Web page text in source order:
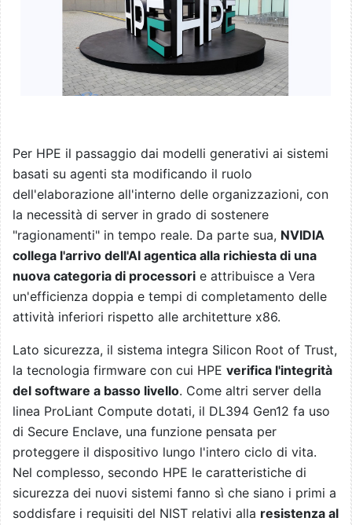
Per HPE il passaggio dai modelli generativi ai sistemi
basati su agenti sta modificando il ruolo
dell'elaborazione all'interno delle organizzazioni, con
la necessità di server in grado di sostenere
"ragionamenti" in tempo reale. Da parte sua, NVIDIA
collega l'arrivo dell'AI agentica alla richiesta di una
nuova categoria di processori e attribuisce a Vera
un'efficienza doppia e tempi di completamento delle
attività inferiori rispetto alle architetture x86.
Lato sicurezza, il sistema integra Silicon Root of Trust,
la tecnologia firmware con cui HPE verifica l'integrità
del software a basso livello. Come altri server della
linea ProLiant Compute dotati, il DL394 Gen12 fa uso
di Secure Enclave, una funzione pensata per
proteggere il dispositivo lungo l'intero ciclo di vita.
Nel complesso, secondo HPE le caratteristiche di
sicurezza dei nuovi sistemi fanno sì che siano i primi a
soddisfare i requisiti del NIST relativi alla resistenza al